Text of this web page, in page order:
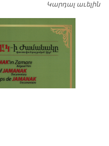
Կարդալ աւելին